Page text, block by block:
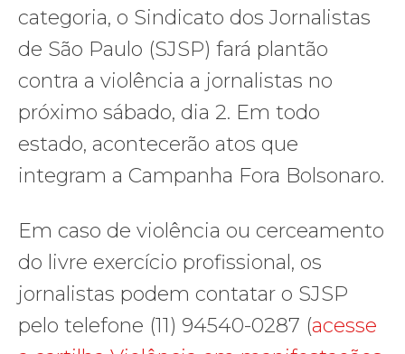
categoria, o Sindicato dos Jornalistas
de São Paulo (SJSP) fará plantão
contra a violência a jornalistas no
próximo sábado, dia 2. Em todo
estado, acontecerão atos que
integram a Campanha Fora Bolsonaro.
Em caso de violência ou cerceamento
do livre exercício profissional, os
jornalistas podem contatar o SJSP
pelo telefone (11) 94540-0287 (acesse